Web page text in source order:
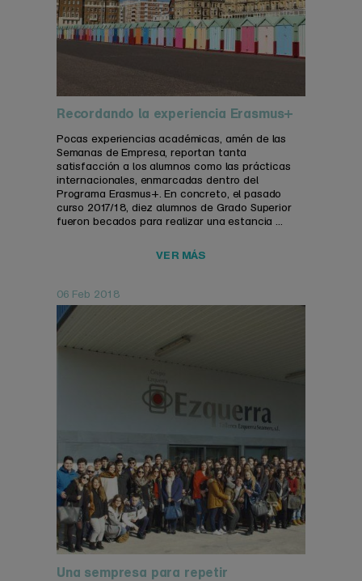
Recordando la experiencia Erasmus+
Pocas experiencias académicas, amén de las
Semanas de Empresa, reportan tanta
satisfacción a los alumnos como las prácticas
internacionales, enmarcadas dentro del
Programa Erasmus+. En concreto, el pasado
curso 2017/18, diez alumnos de Grado Superior
fueron becados para realizar una estancia ...
VER MÁS
06 Feb 2018
Una sempresa para repetir